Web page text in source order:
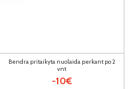
Bendra pritaikyta nuolaida perkant po 2
vnt
-10€